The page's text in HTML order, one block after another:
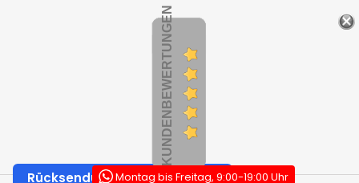
KUNDENBEWERTUNGEN
Montag bis Freitag, 9:00-19:00 Uhr
Rücksendungen und Widerruf